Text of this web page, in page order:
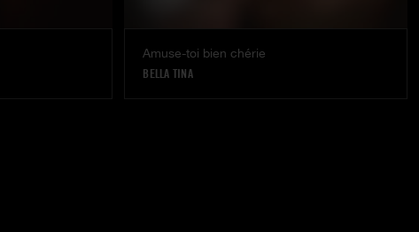
Amuse-toi bien chérie
BELLA TINA